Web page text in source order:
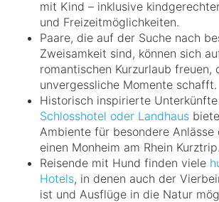
mit Kind – inklusive
und Freizeitmöglichkeiten.
Paare, die auf der Suche nach
Zweisamkeit sind, können sich
romantischen Kurzurlaub freuen,
unvergessliche Momente schafft.
Historisch inspirierte
Schlosshotel oder Landhaus
Ambiente für besondere Anlässe
einen Monheim am Rhein Kurztrip.
Reisende mit Hund finden viele
Hotels, in denen auch der
ist und Ausflüge in die Natur